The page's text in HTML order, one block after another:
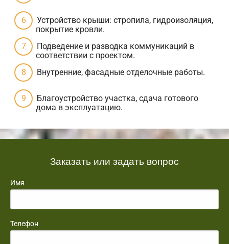
Устройство крыши: стропила, гидроизоляция,
покрытие кровли.
Подведение и разводка коммуникаций в
соответствии с проектом.
Внутренние, фасадные отделочные работы.
Благоустройство участка, сдача готового
дома в эксплуатацию.
Заказать или задать вопрос
Имя
Телефон